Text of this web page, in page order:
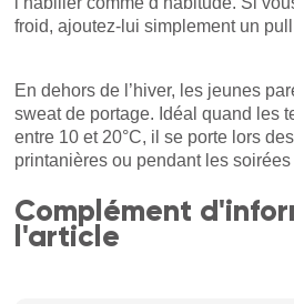
froid, ajoutez-lui simplement un
En dehors de l’hiver, les jeunes
sweat de portage. Idéal quand les
entre 10 et 20°C, il se porte lors
printanières ou pendant les soirées
Complément
l'article